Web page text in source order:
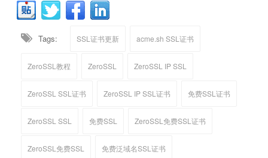
Tags: SSL证书更新 acme.sh SSL证书
ZeroSSL教程 ZeroSSL ZeroSSL IP SSL
ZeroSSL SSL证书 ZeroSSL IP SSL证书 免费SSL证书
ZeroSSL SSL 免费SSL ZeroSSL免费SSL证书
ZeroSSL免费SSL 免费泛域名SSL证书